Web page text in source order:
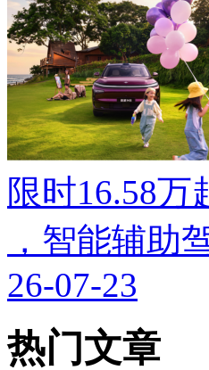
限时16.58
，智能辅助
26-07-23
热门文章